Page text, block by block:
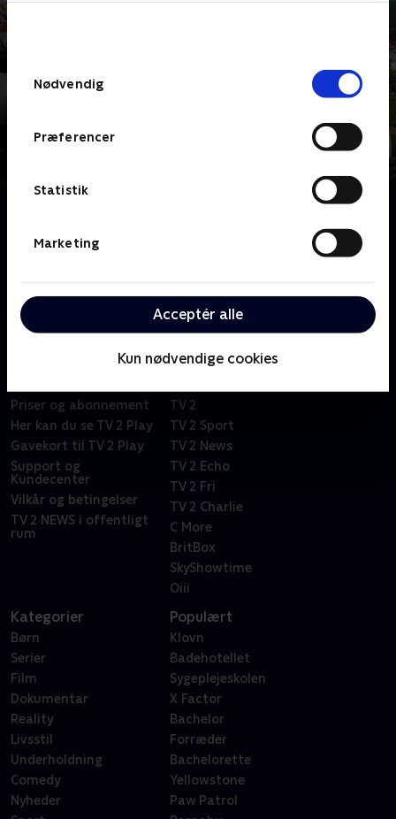
Nødvendig
Præferencer
Statistik
Marketing
Acceptér alle
Kun nødvendige cookies
Vi kigger ind i fællesskabet bag den sønderjyske
nationalsport ringridning. En folkefest med lang og
mon ringridning om 100 år?
Priser og abonnement
Her kan du se TV 2 Play
Gavekort til TV 2 Play
Support og
Kundecenter
Vilkår og betingelser
TV 2 NEWS i offentligt
rum
TV 2
TV 2 Sport
TV 2 News
TV 2 Echo
TV 2 Fri
TV 2 Charlie
C More
BritBox
SkyShowtime
Oiii
Kategorier
Børn
Serier
Film
Dokumentar
Reality
Livsstil
Underholdning
Comedy
Nyheder
Populært
Klovn
Badehotellet
Sygeplejeskolen
X Factor
Bachelor
Forræder
Bachelorette
Yellowstone
Paw Patrol